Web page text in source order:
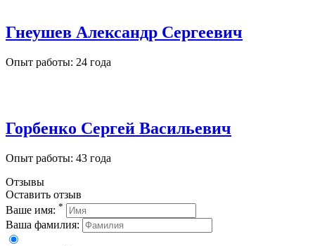
Гнеушев Александр Сергеевич
Опыт работы: 24 года
Горбенко Сергей Васильевич
Опыт работы: 43 года
Отзывы
Оставить отзыв
Ваше имя: *
Ваша фамилия: